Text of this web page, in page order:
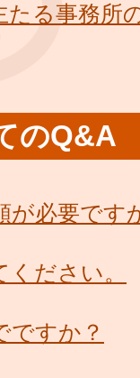
たる事務所
のQ&A
が必要です
ださい。
ですか？